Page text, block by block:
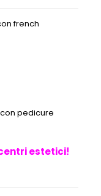
french
pedicure
estetici!